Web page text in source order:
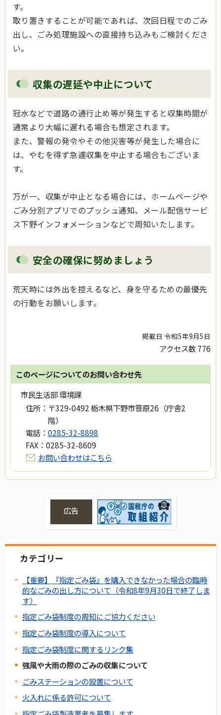
す。
取り置きすることが可能であれば、次回日程でのごみ
出し、ごみ処理施設への直接持ち込みもご検討くださ
い。
収集の遅延や中止について
冠水などで道路の通行止め等が発生すると収集時間が
通常より大幅に遅れる場合も想定されます。
また、警報の発令やその他災害等が発生した場合に
は、やむを得ず急遽収集を中止する場合もございま
す。
万が一、収集が中止となる場合には、ホームページや
ごみ分別アプリでのプッシュ通知、メール配信サービ
ス下野インフォメーションなどで周知いたします。
安全の確保に努めましょう
荒天時には外出を控えるなど、身を守るための最優先
の行動をお願いします。
掲載日 令和5年9月5日
アクセス数776
このページについてのお問い合わせ先
市民生活部 環境課
住所： 〒329-0492 栃木県下野市笹原26（庁舎2
階）
電話： 0285-32-8898
FAX： 0285-32-8609
お問い合わせはこちら
広告
カテゴリー
【重要】『指定ごみ袋』を購入できなかった場合の臨時
的なごみの出し方について（令和8年9月30日で終了しま
す）
指定ごみ袋制度の周知にご協力ください
指定ごみ袋制度の導入について
指定ごみ袋制度に関するリンク集
強風や大雨の際のごみの収集について
ごみステーションの設置について
火入れに係る許可について